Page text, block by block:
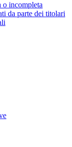
o incompleta
da parte dei titolari